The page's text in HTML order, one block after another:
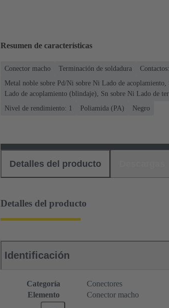
Resumen de características
Conector macho Terminación de soldadura
Metal noble sobre Pd/Ni sobre Ni Lado de
Lado de acoplamiento (blindaje), Sn sobre Ni Lado de
Nivel de rendimiento: 1
Poliamida (PA) Negro
Detalles del producto
Detalles del producto
Identificación
Categoría
Conectores
Elemento
Conector macho